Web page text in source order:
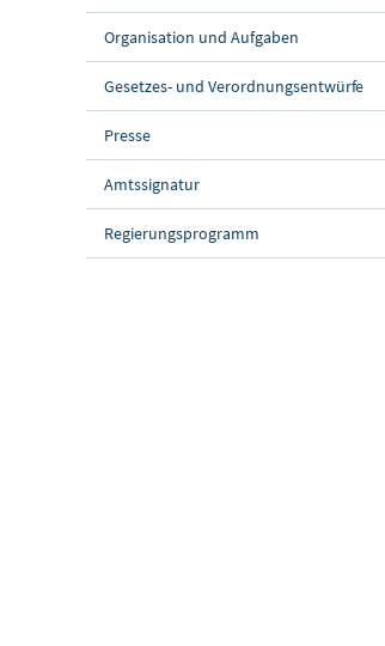
Organisation und Aufgaben
Gesetzes- und Verordnungsentwürfe
Presse
Amtssignatur
Regierungsprogramm